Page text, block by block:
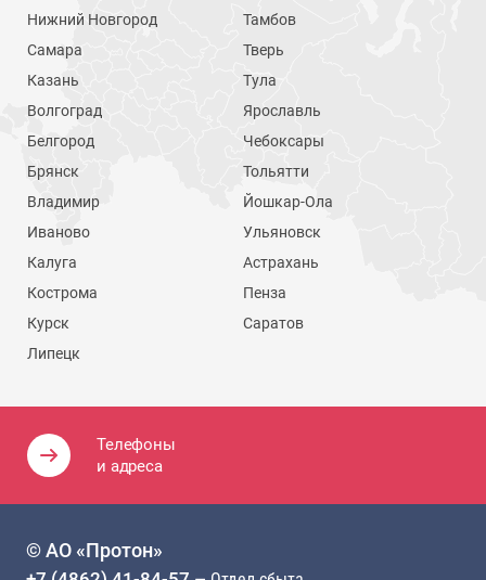
Телефоны
и адреса
Нижний Новгород
Самара
Казань
Волгоград
Белгород
Брянск
Владимир
Иваново
Калуга
Кострома
Курск
Липецк
Тамбов
Тверь
Тула
Ярославль
Чебоксары
Тольятти
Йошкар-Ола
Ульяновск
Астрахань
Пенза
Саратов
© АО «Протон»